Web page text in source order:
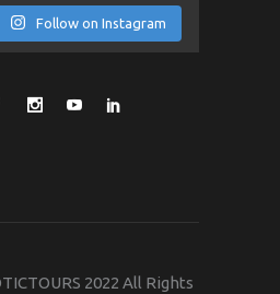
Follow on Instagram
2022 All Rights